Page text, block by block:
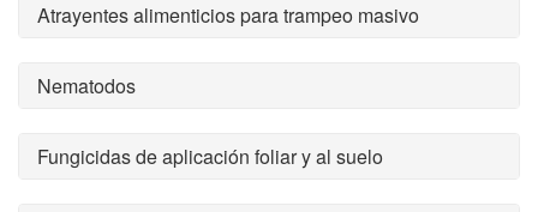
Atrayentes alimenticios para trampeo masivo
Nematodos
Fungicidas de aplicación foliar y al suelo